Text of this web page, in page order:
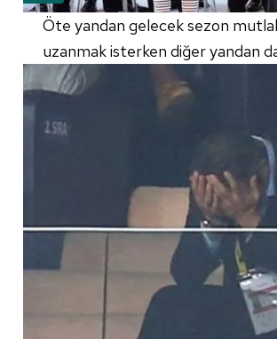
Öte yandan gelecek sezon
uzanmak isterken diğer yandan